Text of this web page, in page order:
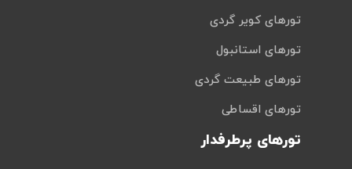
تورهای کویر گردی
تورهای استانبول
تورهای طبیعت گردی
تورهای اقساطی
تورهای پرطرفدار